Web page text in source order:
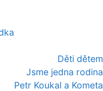
Děti dětem
Jsme jedna rodina
Petr Koukal a Kometa